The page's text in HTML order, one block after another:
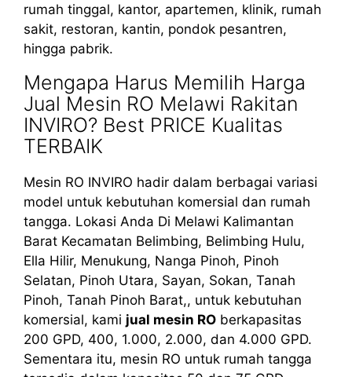
rumah tinggal, kantor, apartemen, klinik, rumah
sakit, restoran, kantin, pondok pesantren,
hingga pabrik.
Mengapa Harus Memilih Harga
Jual Mesin RO Melawi Rakitan
INVIRO? Best PRICE Kualitas
TERBAIK
Mesin RO INVIRO hadir dalam berbagai variasi
model untuk kebutuhan komersial dan rumah
tangga. Lokasi Anda Di Melawi Kalimantan
Barat Kecamatan Belimbing, Belimbing Hulu,
Ella Hilir, Menukung, Nanga Pinoh, Pinoh
Selatan, Pinoh Utara, Sayan, Sokan, Tanah
Pinoh, Tanah Pinoh Barat,, untuk kebutuhan
komersial, kami jual mesin RO berkapasitas
200 GPD, 400, 1.000, 2.000, dan 4.000 GPD.
Sementara itu, mesin RO untuk rumah tangga